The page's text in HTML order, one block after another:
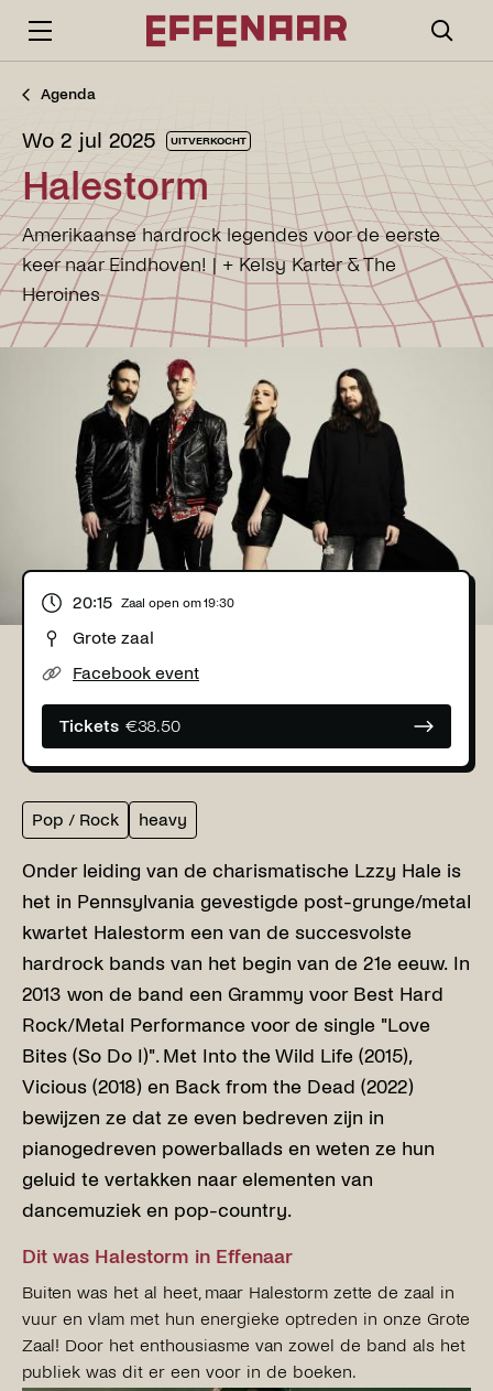
Agenda
wo 2 jul 2025 UITVERKOCHT
Halestorm
Amerikaanse hardrock legendes voor de eerste
keer naar Eindhoven! | + Kelsy Karter & The
Heroines
20:15 Zaal open om19:30
Grote zaal
Facebook event
Tickets €38.50
Pop / Rock heavy
Onder leiding van de charismatische Lzzy Hale is
het in Pennsylvania gevestigde post-grunge/metal
kwartet Halestorm een ​​van de succesvolste
hardrock bands van het begin van de 21e eeuw. In
2013 won de band een Grammy voor Best Hard
Rock/Metal Performance voor de single "Love
Bites (So Do I)". Met Into the Wild Life (2015),
Vicious (2018) en Back from the Dead (2022)
bewijzen ze dat ze even bedreven zijn in
pianogedreven powerballads en weten ze hun
geluid te vertakken naar elementen van
dancemuziek en pop-country.
Dit was Halestorm in Effenaar
Buiten was het al heet, maar Halestorm zette de zaal in
vuur en vlam met hun energieke optreden in onze Grote
Zaal! Door het enthousiasme van zowel de band als het
publiek was dit er een voor in de boeken.